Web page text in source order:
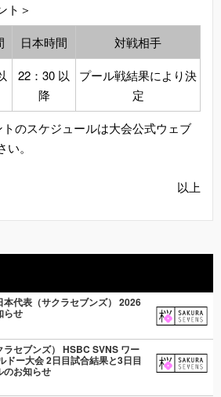
ト＞
日本時間
対戦相手
22：30 以
降
プール戦結果により決
定
のスケジュールは大会公式ウェブ
。
以上
本代表（サクラセブンズ） 2026
らせ
セブンズ） HSBC SVNS ワー
ドー大会 2日目試合結果と3日目
のお知らせ